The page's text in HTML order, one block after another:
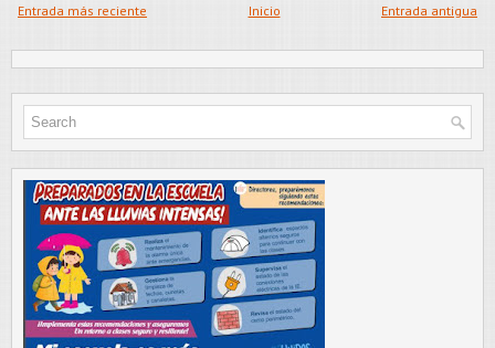
Entrada más reciente Entrada antigua
Inicio